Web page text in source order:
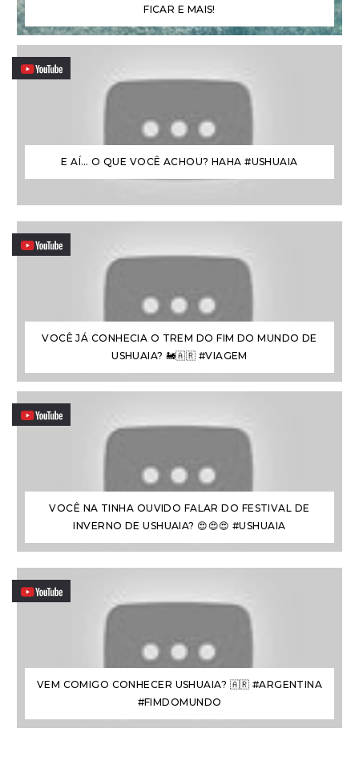
FICAR E MAIS!
E AÍ… O QUE VOCÊ ACHOU? HAHA #USHUAIA
VOCÊ JÁ CONHECIA O TREM DO FIM DO MUNDO DE
USHUAIA? 🚂🇦🇷 #VIAGEM
VOCÊ NA TINHA OUVIDO FALAR DO FESTIVAL DE
INVERNO DE USHUAIA? 😍😍😍 #USHUAIA
VEM COMIGO CONHECER USHUAIA? 🇦🇷 #ARGENTINA
#FIMDOMUNDO